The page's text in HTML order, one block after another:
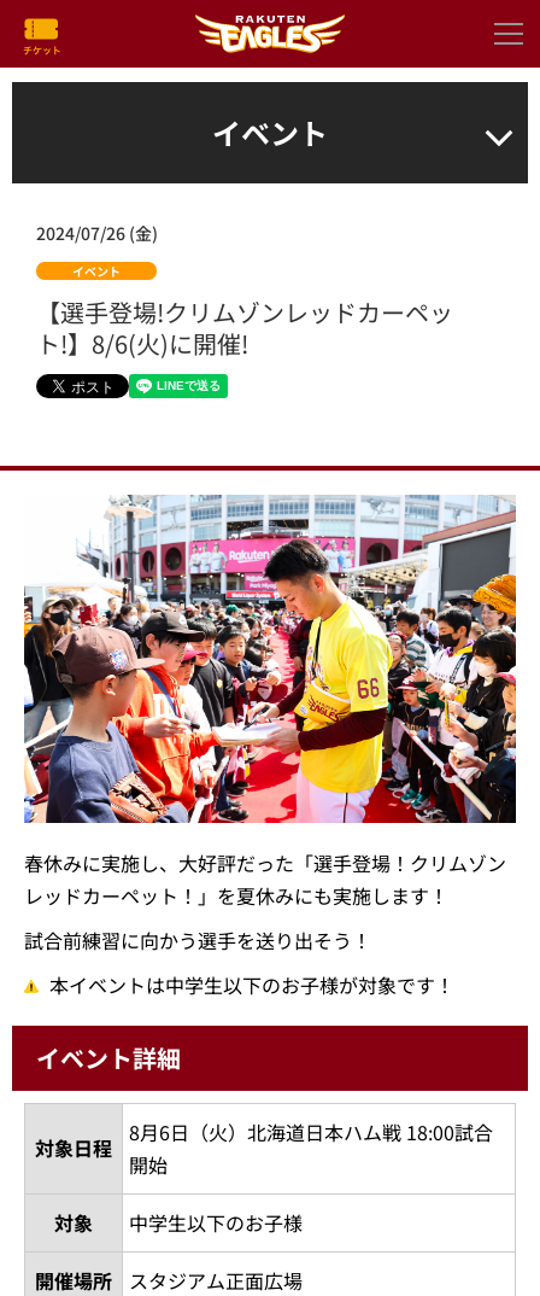
イベント
2024/07/26 (金)
イベント
【選手登場!クリムゾンレッドカーペッ
ト!】8/6(火)に開催!
春休みに実施し、大好評だった「選手登場！クリムゾン
レッドカーペット！」を夏休みにも実施します！
試合前練習に向かう選手を送り出そう！
本イベントは中学生以下のお子様が対象です！
イベント詳細
対象日程
8月6日（火）北海道日本ハム戦 18:00試合
開始
対象
中学生以下のお子様
開催場所
スタジアム正面広場